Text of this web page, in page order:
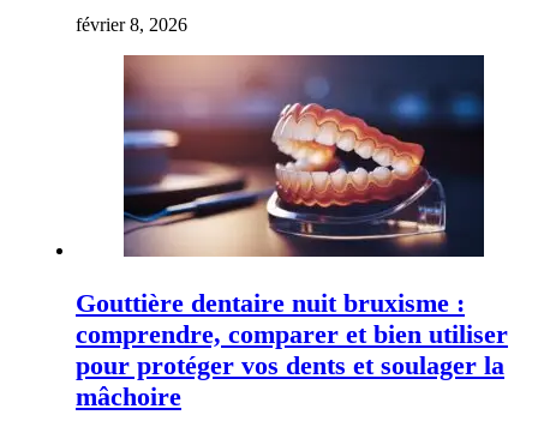
février 8, 2026
Gouttière dentaire nuit bruxisme :
comprendre, comparer et bien utiliser
pour protéger vos dents et soulager la
mâchoire